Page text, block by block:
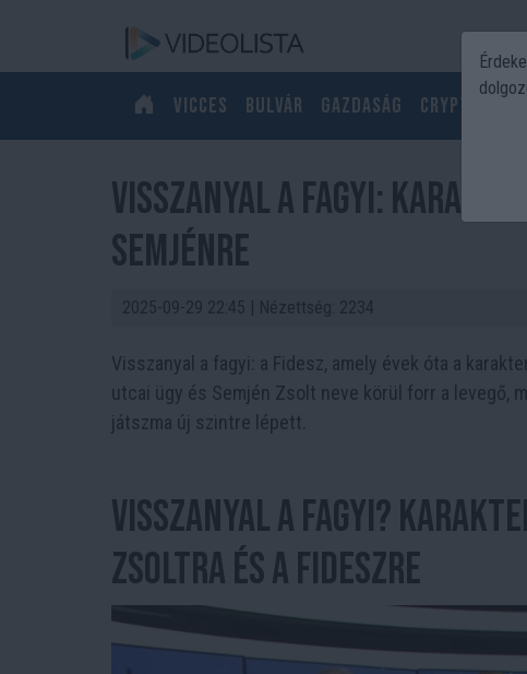
Vicces Bulvár Gazdaság Crypto
Visszanyal a fagyi:
Semjénre
2025-09-29 22:45 | Nézettség: 2234
Visszanyal a fagyi: a Fidesz, amely évek óta a
utcai ügy és Semjén Zsolt neve körül forr a levegő,
játszma új szintre lépett.
Visszanyal a fagyi?
Zsoltra és a Fideszre